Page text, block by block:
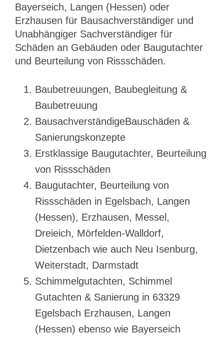
Bayerseich, Langen (Hessen) oder
Erzhausen für Bausachverständiger und
Unabhängiger Sachverständiger für
Schäden an Gebäuden oder Baugutachter
und Beurteilung von Rissschäden.
Baubetreuungen, Baubegleitung &
Baubetreuung
BausachverständigeBauschäden &
Sanierungskonzepte
Erstklassige Baugutachter, Beurteilung
von Rissschäden
Baugutachter, Beurteilung von
Rissschäden in Egelsbach, Langen
(Hessen), Erzhausen, Messel,
Dreieich, Mörfelden-Walldorf,
Dietzenbach wie auch Neu Isenburg,
Weiterstadt, Darmstadt
Schimmelgutachten, Schimmel
Gutachten & Sanierung in 63329
Egelsbach Erzhausen, Langen
(Hessen) ebenso wie Bayerseich